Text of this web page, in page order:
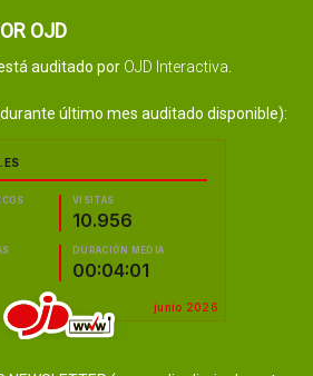
OJD
auditado por OJD Interactiva
último mes auditado disponible):